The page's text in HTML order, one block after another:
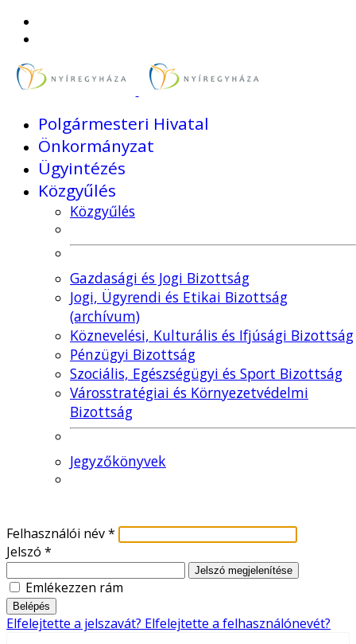
Polgármesteri Hivatal
Önkormányzat
Ügyintézés
Közgyűlés
Közgyűlés
Gazdasági és Jogi Bizottság
Jogi, Ügyrendi és Etikai Bizottság
(archívum)
Köznevelési, Kulturális és Ifjúsági Bizottság
Pénzügyi Bizottság
Szociális, Egészségügyi és Sport Bizottság
Városstratégiai és Környezetvédelmi
Bizottság
Jegyzőkönyvek
Felhasználói név*
Jelszó *
Jelszó megjelenítése
Emlékezzen rám
Belépés
Elfelejtette a jelszavát? Elfelejtette a felhasználónevét?